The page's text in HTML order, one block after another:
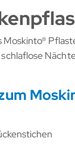
Moskinto®